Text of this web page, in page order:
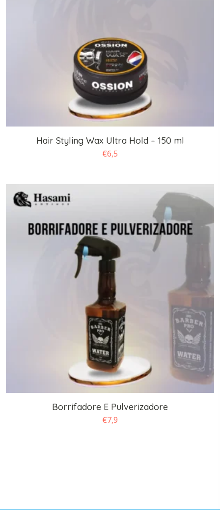
Hair Styling Wax Ultra Hold – 150 ml
€6,5
Borrifadore E Pulverizadore
€7,9